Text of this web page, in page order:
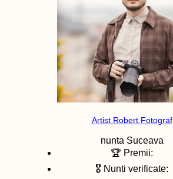
Artist Robert Fotograf
nunta Suceava
🏆 Premii:
🎖️ Nunti verificate: